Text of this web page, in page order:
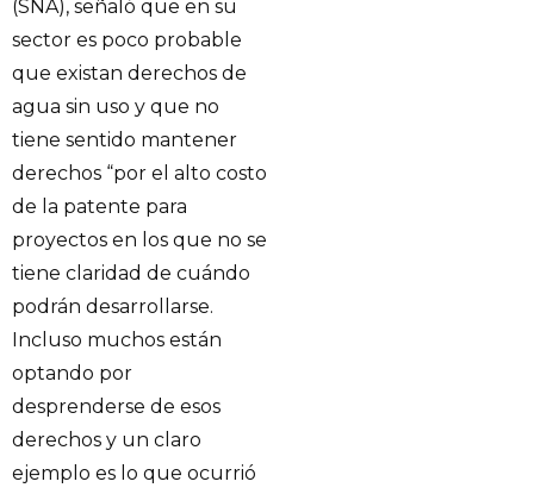
(SNA), señaló que en su
sector es poco probable
que existan derechos de
agua sin uso y que no
tiene sentido mantener
derechos “por el alto costo
de la patente para
proyectos en los que no se
tiene claridad de cuándo
podrán desarrollarse.
Incluso muchos están
optando por
desprenderse de esos
derechos y un claro
ejemplo es lo que ocurrió